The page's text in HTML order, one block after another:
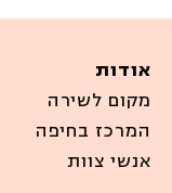
אודות
מקום לשירה
המרכז בחיפה
אנשי צוות